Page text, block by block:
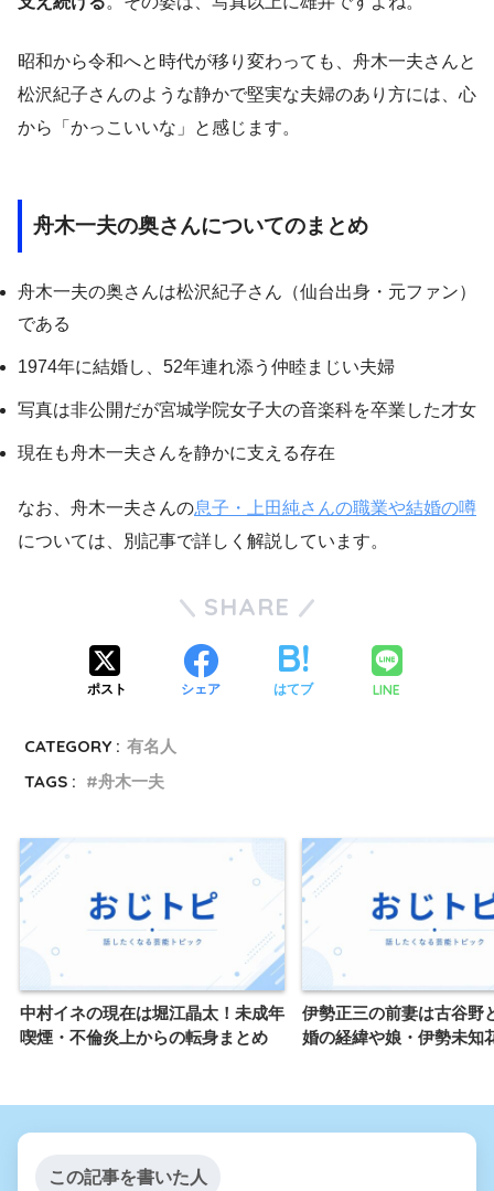
昭和から令和へと時代が移り変わっても、舟木一夫さんと
松沢紀子さんのような静かで堅実な夫婦のあり方には、心
から「かっこいいな」と感じます。
舟木一夫の奥さんについてのまとめ
舟木一夫の奥さんは松沢紀子さん（仙台出身・元ファン）
である
1974年に結婚し、52年連れ添う仲睦まじい夫婦
写真は非公開だが宮城学院女子大の音楽科を卒業した才女
現在も舟木一夫さんを静かに支える存在
なお、舟木一夫さんの息子・上田純さんの職業や結婚の噂
については、別記事で詳しく解説しています。
SHARE
ポスト シェア はてブ LINE
CATEGORY : 有名人
TAGS :
舟木一夫
中村イネの現在は堀江晶太！未成年
喫煙・不倫炎上からの転身まとめ
伊勢正三の前妻は古谷野
婚の経緯や娘・伊勢未知
この記事を書いた人